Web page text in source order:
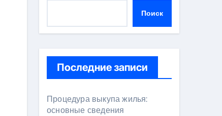
Поиск
Последние записи
Процедура выкупа жилья:
основные сведения